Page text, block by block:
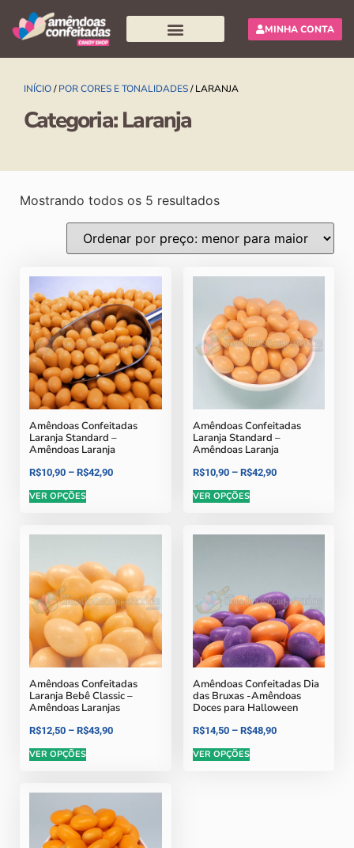
MINHA CONTA
INÍCIO/POR CORES E TONALIDADES/ LARANJA
Categoria: Laranja
Mostrando todos os 5 resultados
Amêndoas Confeitadas
Laranja Standard –
Amêndoas Laranja
R$10,90 – R$42,90
VER OPÇÕES
Amêndoas Confeitadas
Laranja Standard –
Amêndoas Laranja
R$10,90 – R$42,90
VER OPÇÕES
Amêndoas Confeitadas
Laranja Bebê Classic –
Amêndoas Laranjas
R$12,50 – R$43,90
VER OPÇÕES
Amêndoas Confeitadas Dia
das Bruxas -Amêndoas
Doces para Halloween
R$14,50 – R$48,90
VER OPÇÕES